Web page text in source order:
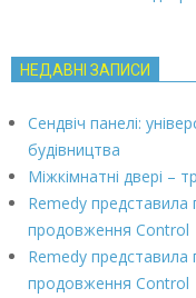
НЕДАВНІ ЗАПИСИ
Сендвіч панелі:
будівництва
Міжкімнатні двері –
Remedy
продовження Control
Remedy
продовження Control